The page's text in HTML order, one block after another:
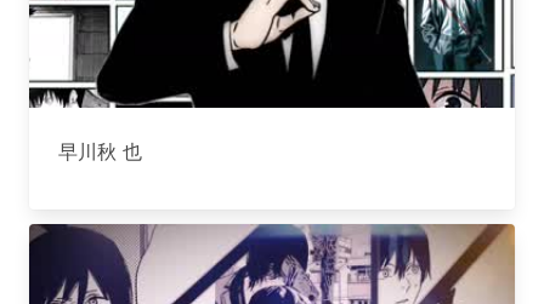
早川秋 也